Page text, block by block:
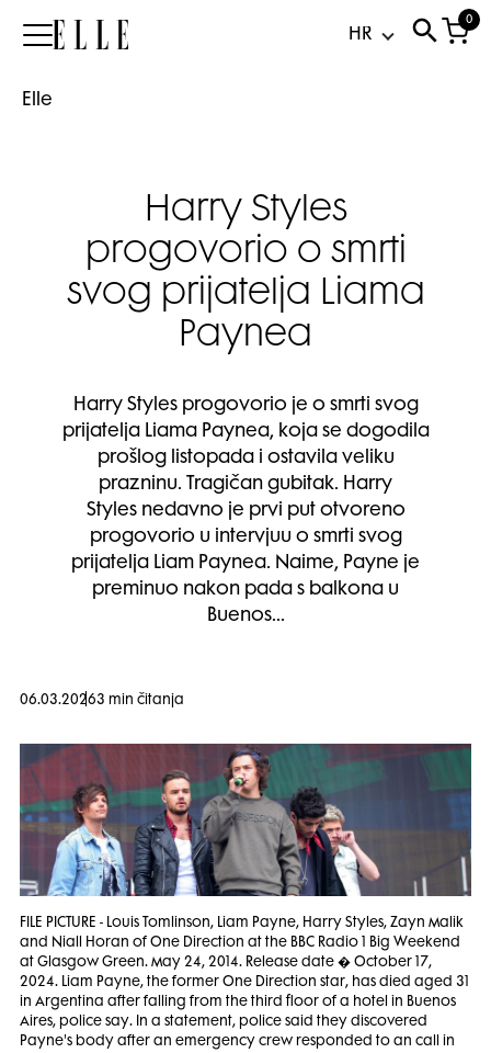
Elle
0
Elle
Harry Styles
progovorio o smrti
svog prijatelja Liama
Paynea
Harry Styles progovorio je o smrti svog
prijatelja Liama Paynea, koja se dogodila
prošlog listopada i ostavila veliku
prazninu. Tragičan gubitak. Harry
Styles nedavno je prvi put otvoreno
progovorio u intervjuu o smrti svog
prijatelja Liam Paynea. Naime, Payne je
preminuo nakon pada s balkona u
Buenos…
06.03.20263 min čitanja
FILE PICTURE - Louis Tomlinson, Liam Payne, Harry Styles, Zayn Malik
and Niall Horan of One Direction at the BBC Radio 1 Big Weekend
at Glasgow Green. May 24, 2014. Release date � October 17,
2024. Liam Payne, the former One Direction star, has died aged 31
in Argentina after falling from the third floor of a hotel in Buenos
Aires, police say. In a statement, police said they discovered
Payne's body after an emergency crew responded to an call in